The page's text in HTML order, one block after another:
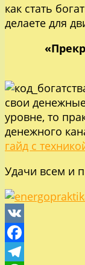
как стать
делаете для
свои
уровне, то
денежного
гайд с
Удачи всем и
VK
Facebook